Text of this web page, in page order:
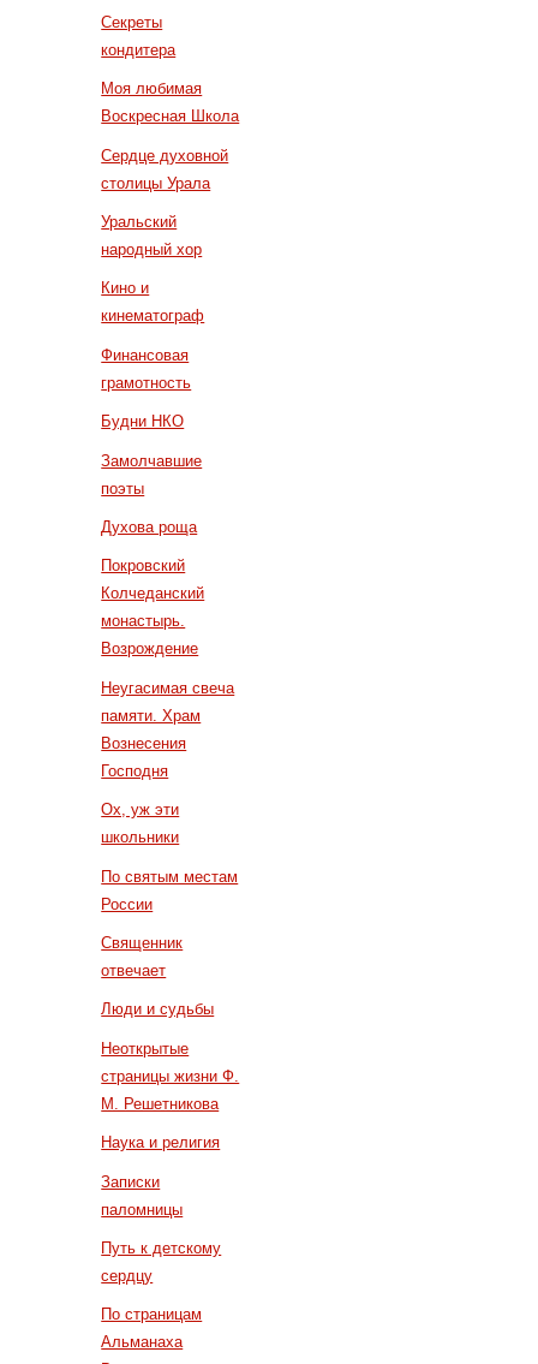
Секреты
кондитера
Моя любимая
Воскресная Школа
Сердце духовной
столицы Урала
Уральский
народный хор
Кино и
кинематограф
Финансовая
грамотность
Будни НКО
Замолчавшие
поэты
Духова роща
Покровский
Колчеданский
монастырь.
Возрождение
Неугасимая свеча
памяти. Храм
Вознесения
Господня
Ох, уж эти
школьники
По святым местам
России
Священник
отвечает
Люди и судьбы
Неоткрытые
страницы жизни Ф.
М. Решетникова
Наука и религия
Записки
паломницы
Путь к детскому
сердцу
По страницам
Альманаха